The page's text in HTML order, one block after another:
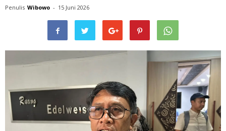
Penulis Wibowo - 15 Juni 2026